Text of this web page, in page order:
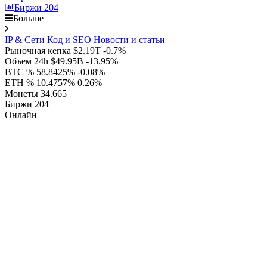
Биржи 204
Больше
IP & Сети Код и SEO Новости и статьи
Рыночная кепка $2.19T -0.7%
Объем 24h $49.95B -13.95%
BTC % 58.8425% -0.08%
ETH % 10.4757% 0.26%
Монеты 34.665
Биржи 204
Онлайн